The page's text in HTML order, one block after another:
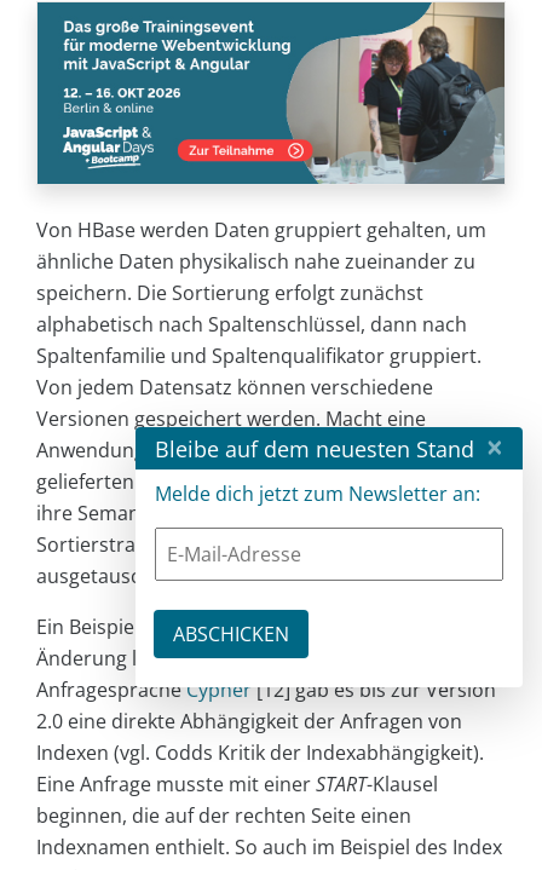
Von HBase werden Daten gruppiert gehalten, um
ähnliche Daten physikalisch nahe zueinander zu
speichern. Die Sortierung erfolgt zunächst
alphabetisch nach Spaltenschlüssel, dann nach
Spaltenfamilie und Spaltenqualifikator gruppiert.
Von jedem Datensatz können verschiedene
Versionen gespeichert werden. Macht eine
Anwendung implizit von dieser von der Datenbank
gelieferten Sortierung Gebrauch, so ändert sich
ihre Semantik, wenn die Datenbank ihre
Sortierstrategie ändert oder der Store
ausgetauscht wird.
Ein Beispiel einer interessanten, evolutionären
Änderung liefert die Graphdatenbank Neo4j. In der
AnfragespracheCypher[12] gab es bis zur Version
2.0 eine direkte Abhängigkeit der Anfragen von
Indexen (vgl. Codds Kritik der Indexabhängigkeit).
Eine Anfrage musste mit einerSTART-Klausel
beginnen, die auf der rechten Seite einen
Indexnamen enthielt. So auch im Beispiel des Index
Bleibe auf dem neuesten Stand ×
Melde dich jetzt zum Newsletter an: